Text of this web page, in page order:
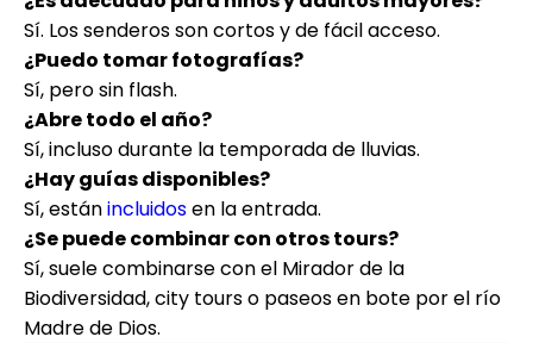
Sí. Los senderos son cortos y de fácil acceso.
¿Puedo tomar fotografías?
Sí, pero sin flash.
¿Abre todo el año?
Sí, incluso durante la temporada de lluvias.
¿Hay guías disponibles?
Sí, estánincluidosen la entrada.
¿Se puede combinar con otros tours?
Sí, suele combinarse con el Mirador de la
Biodiversidad, city tours o paseos en bote por el río
Madre de Dios.